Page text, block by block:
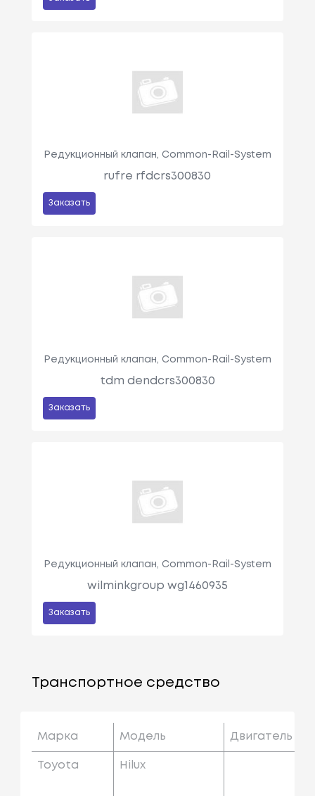
Редукционный клапан, Common-Rail-System
rufre rfdcrs300830
Заказать
Редукционный клапан, Common-Rail-System
tdm dendcrs300830
Заказать
Редукционный клапан, Common-Rail-System
wilminkgroup wg1460935
Заказать
Транспортное средство
Марка Модель Двигатель
Toyota Hilux